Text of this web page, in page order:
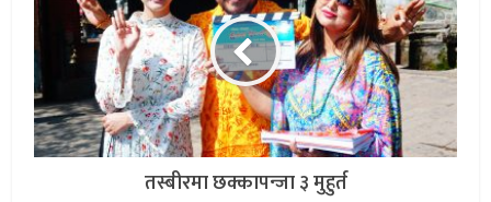
तस्बीरमा छक्कापन्जा ३ मुहुर्त